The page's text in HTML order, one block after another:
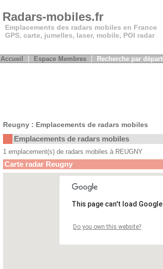
Radars-mobiles.fr
Emplacements des radars mobiles en France
GPS, carte, jumelles, laser, mobile, POI radar
Accueil Espace Membres Recherche par
Reugny : Emplacements de radars mobiles
Emplacements de radars mobiles
1 emplacement(s) de radars mobiles à REUGNY
Carte radar Reugny
This page can't load
Do you own this website?